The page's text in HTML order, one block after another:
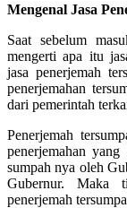
Mengenal Jasa
Saat sebelum
mengerti apa itu
jasa penerjemah
penerjemahan
dari pemerintah
Penerjemah
penerjemahan
sumpah nya oleh
Gubernur. Maka
penerjemah